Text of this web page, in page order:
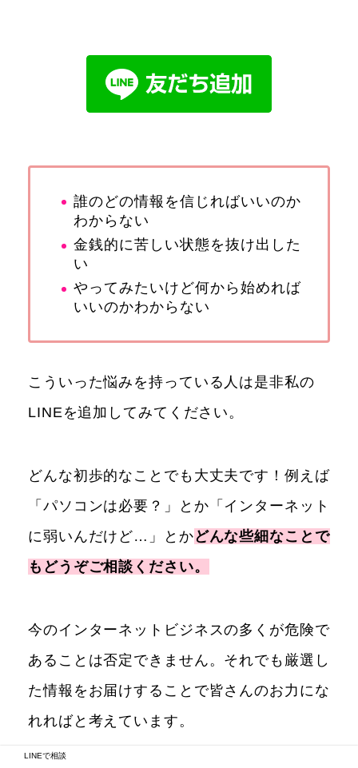
誰のどの情報を信じればいいのか
わからない
金銭的に苦しい状態を抜け出した
い
やってみたいけど何から始めれば
いいのかわからない
こういった悩みを持っている人は是非私の
LINEを追加してみてください。
どんな初歩的なことでも大丈夫です！例えば
「パソコンは必要？」とか「インターネット
に弱いんだけど…」とかどんな些細なことで
もどうぞご相談ください。
今のインターネットビジネスの多くが危険で
あることは否定できません。それでも厳選し
た情報をお届けすることで皆さんのお力にな
れればと考えています。
LINEで相談